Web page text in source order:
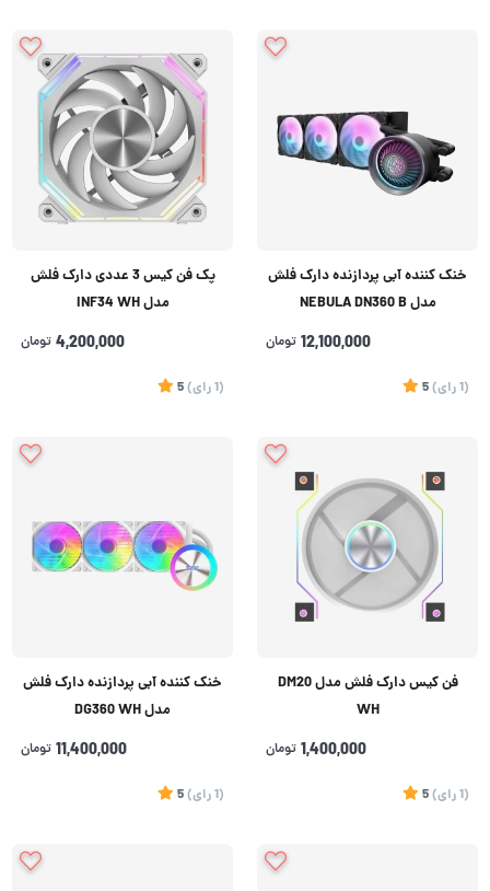
خنک کننده آبی پردازنده دارک فلش
مدل NEBULA DN360 B
12,100,000 تومان
(1 رای)
5
پک فن کیس 3 عددی دارک فلش
مدل INF34 WH
4,200,000 تومان
(1 رای)
5
فن کیس دارک فلش مدل DM20
WH
1,400,000 تومان
(1 رای)
5
خنک کننده آبی پردازنده دارک فلش
مدل DG360 WH
11,400,000 تومان
(1 رای)
5